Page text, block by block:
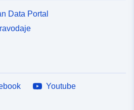
Data Portal
Youtube